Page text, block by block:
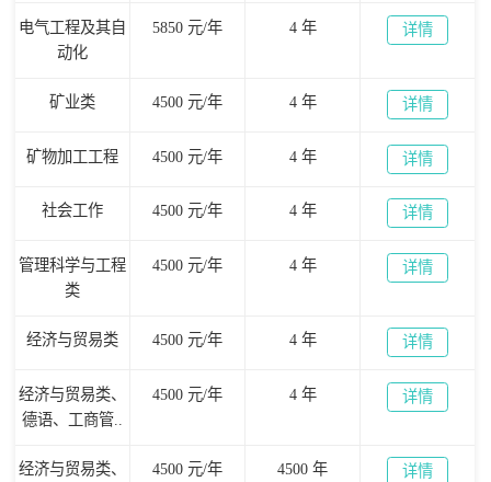
电气工程及其自
动化
5850 元/年 4 年 详情
矿业类 4500 元/年 4 年 详情
矿物加工工程 4500 元/年 4 年 详情
社会工作 4500 元/年 4 年 详情
管理科学与工程
类
4500 元/年 4 年 详情
经济与贸易类 4500 元/年 4 年 详情
经济与贸易类、
德语、工商管..
4500 元/年 4 年 详情
经济与贸易类、
4500 元/年 4500 年 详情